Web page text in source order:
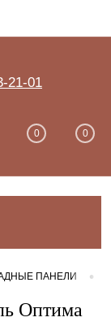
Регистрация
21-01
0 0
ПАНЕЛИ •
Оптима